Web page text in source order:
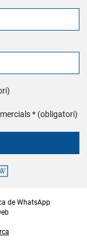
* (obligatori)
de WhatsApp